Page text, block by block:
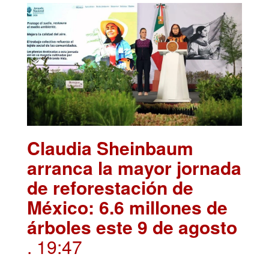
Claudia Sheinbaum
arranca la mayor jornada
de reforestación de
México: 6.6 millones de
árboles este 9 de agosto
. 19:47